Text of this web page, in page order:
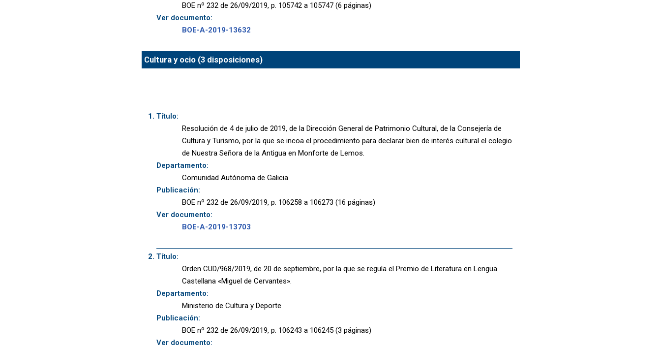
BOE nº 232 de 26/09/2019, p. 105742 a 105747 (6 páginas)
Ver documento:
BOE-A-2019-13632
Cultura y ocio (3 disposiciones)
Título:
Resolución de 4 de julio de 2019, de la Dirección General de Patrimonio Cultural, de la Consejería de
Cultura y Turismo, por la que se incoa el procedimiento para declarar bien de interés cultural el colegio
de Nuestra Señora de la Antigua en Monforte de Lemos.
Departamento:
Comunidad Autónoma de Galicia
Publicación:
BOE nº 232 de 26/09/2019, p. 106258 a 106273 (16 páginas)
Ver documento:
BOE-A-2019-13703
Título:
Orden CUD/968/2019, de 20 de septiembre, por la que se regula el Premio de Literatura en Lengua
Castellana «Miguel de Cervantes».
Departamento:
Ministerio de Cultura y Deporte
Publicación:
BOE nº 232 de 26/09/2019, p. 106243 a 106245 (3 páginas)
Ver documento: